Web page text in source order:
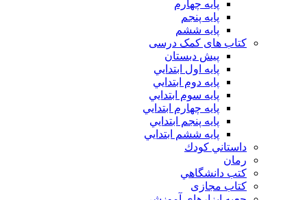
پایه چهارم
پايه پنجم
پایه ششم
کتاب های کمک درسی
پیش دبستان
پايه اول ابتدايي
پايه دوم ابتدايي
پايه سوم ابتدايي
پايه چهارم ابتدايي
پايه پنجم ابتدايي
پايه ششم ابتدايي
داستاني كودك
رمان
كتب دانشگاهي
کتاب مجازی